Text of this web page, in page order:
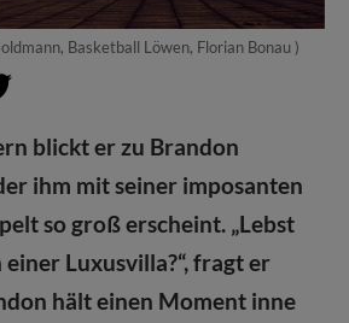
Basketball Löwen, Florian Bonau )
blickt er zu Brandon
ihm mit seiner imposanten
so groß erscheint. „Lebst
Luxusvilla?“, fragt er
hält einen Moment inne